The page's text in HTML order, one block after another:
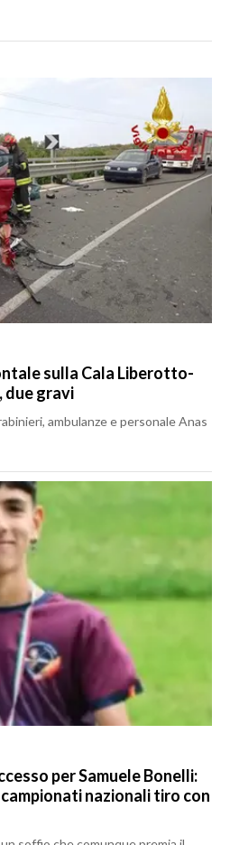
sulla Cala Liberotto-
gravi
ambulanze e personale Anas
per Samuele Bonelli:
nazionali tiro con